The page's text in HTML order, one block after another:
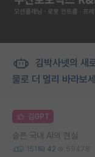
김박사넷의 새
물로 더 멀리 바라보
김GPT
슬픈 국내 AI의 현실
151 42 59478